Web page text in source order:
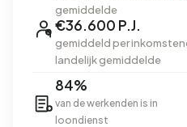
gemiddelde
€36.600 P.J.
gemiddeld per
landelijk gemiddelde
84%
van de werkenden is in
loondienst